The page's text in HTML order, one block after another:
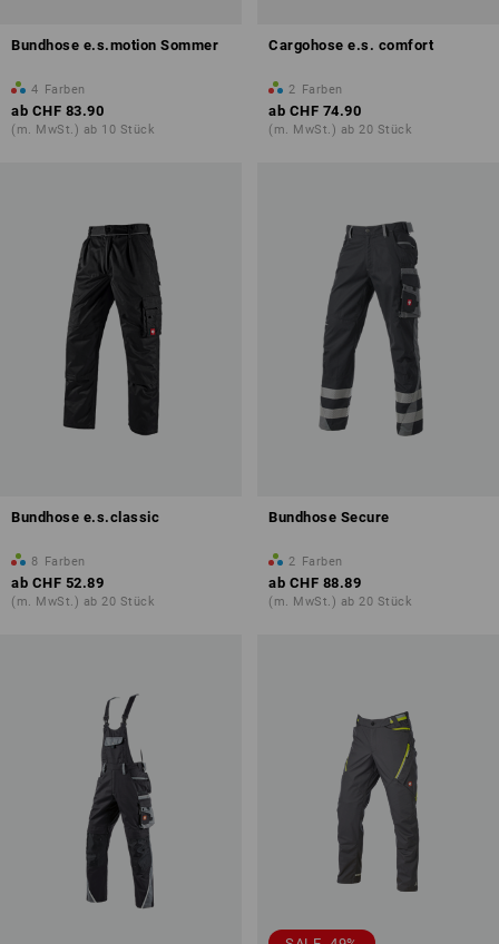
Bundhose e.s.motion Sommer
4 Farben
ab CHF 83.90
(m. MwSt.) ab 10 Stück
Cargohose e.s. comfort
2 Farben
ab CHF 74.90
(m. MwSt.) ab 20 Stück
Bundhose e.s.classic
8 Farben
ab CHF 52.89
(m. MwSt.) ab 20 Stück
Bundhose Secure
2 Farben
ab CHF 88.89
(m. MwSt.) ab 20 Stück